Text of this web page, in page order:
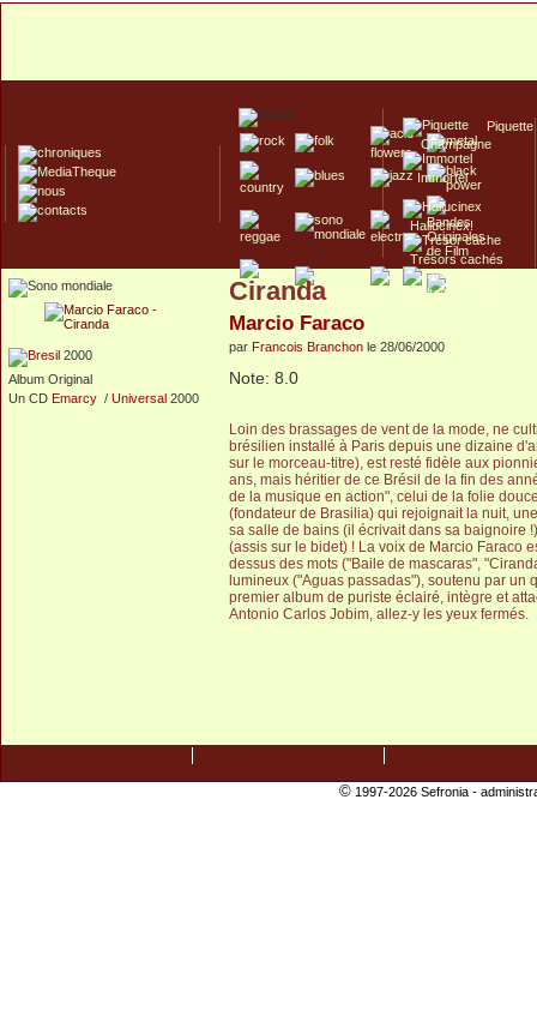
Piquette
Champagne
Immortel
Hallucinex!
Trésors cachés
Culte/Collector
2000
Album Original
Un CD Emarcy / Universal 2000
Ciranda
Marcio Faraco
par Francois Branchon le 28/06/2000
Note: 8.0
Loin des brassages de vent de la mode, ne
brésilien installé à Paris depuis une dizaine
sur le morceau-titre), est resté fidèle aux
ans, mais héritier de ce Brésil de la fin des
de la musique en action", celui de la folie
(fondateur de Brasilia) qui rejoignait la nuit,
sa salle de bains (il écrivait dans sa baignoire
(assis sur le bidet) ! La voix de Marcio Faraco
dessus des mots ("Baile de mascaras",
lumineux ("Aguas passadas"), soutenu par
premier album de puriste éclairé, intègre et
Antonio Carlos Jobim, allez-y les yeux fermés.
©1997-2026 Sefronia -